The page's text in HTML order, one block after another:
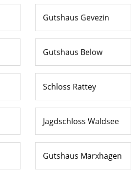
Gutshaus Gevezin
Gutshaus Below
Schloss Rattey
Jagdschloss Waldsee
Gutshaus Marxhagen